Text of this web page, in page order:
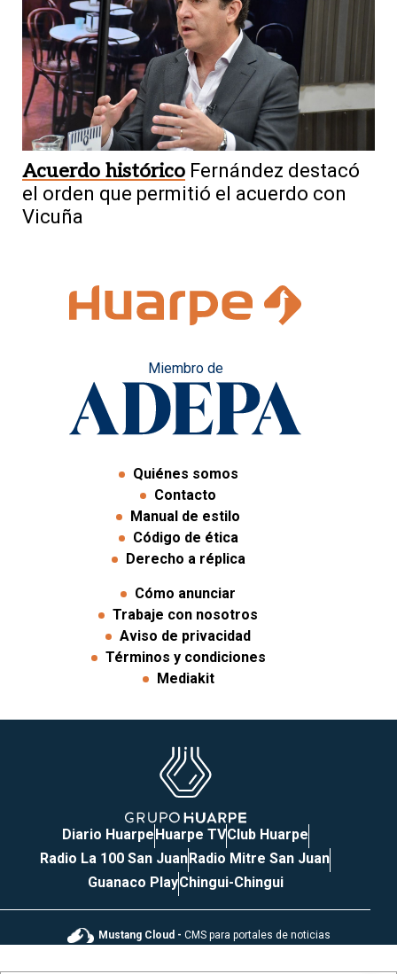
Acuerdo histórico Fernández destacó
el orden que permitió el acuerdo con
Vicuña
Miembro de
Quiénes somos
Contacto
Manual de estilo
Código de ética
Derecho a réplica
Cómo anunciar
Trabaje con nosotros
Aviso de privacidad
Términos y condiciones
Mediakit
Diario HuarpeHuarpe TVClub Huarpe
Radio La 100 San JuanRadio Mitre San Juan
Guanaco PlayChingui-Chingui
Mustang Cloud - CMS para portales de noticias